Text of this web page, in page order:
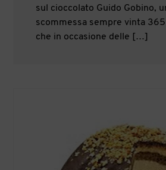
sul cioccolato Guido Gobino,
scommessa sempre vinta 365
che in occasione delle […]